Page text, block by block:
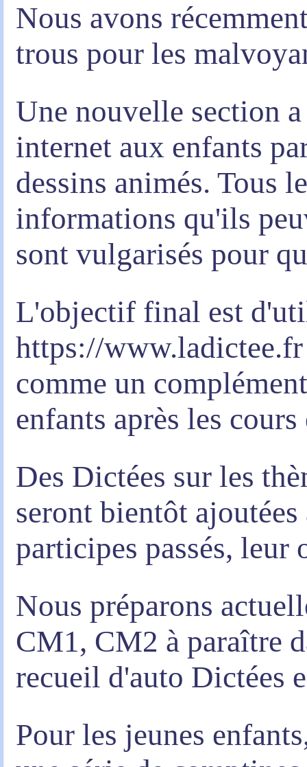
Nous avons
trous pour les
Une nouvelle section
internet aux enfants
dessins animés. Tous
informations qu'ils
sont vulgarisés pour
L'objectif final est
https://
comme un
enfants après les
Des Dictées sur les
seront bientôt
participes passés, leur
Nous préparons
CM1, CM2 à paraître
recueil d'auto Dictées
Pour les jeunes